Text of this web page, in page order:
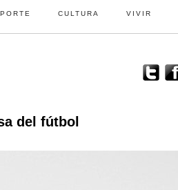
CULTURA VIVIR
del fútbol